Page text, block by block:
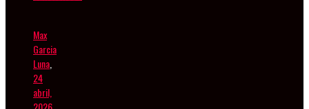
Max
Garcia
Luna
24
abril,